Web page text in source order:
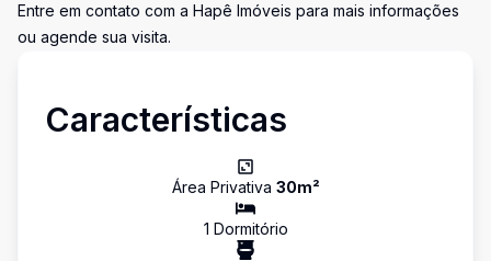
Entre em contato com a Hapê Imóveis para mais informações
ou agende sua visita.
Características
Área Privativa 30m²
1 Dormitório